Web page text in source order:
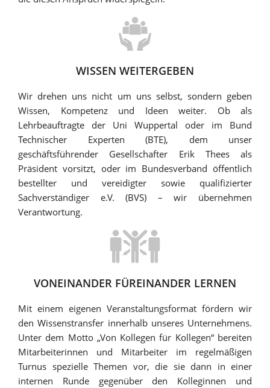
WISSEN WEITERGEBEN
Wir drehen uns nicht um uns selbst, sondern geben
Wissen, Kompetenz und Ideen weiter. Ob als
Lehrbeauftragte der Uni Wuppertal oder im Bund
Technischer Experten (BTE), dem unser
geschäftsführender Gesellschafter Erik Thees als
Präsident vorsitzt, oder im Bundesverband öffentlich
bestellter und vereidigter sowie qualifizierter
Sachverständiger e.V. (BVS) – wir übernehmen
Verantwortung.
VONEINANDER FÜREINANDER LERNEN
Mit einem eigenen Veranstaltungsformat fördern wir
den Wissenstransfer innerhalb unseres Unternehmens.
Unter dem Motto „Von Kollegen für Kollegen“ bereiten
Mitarbeiterinnen und Mitarbeiter im regelmäßigen
Turnus spezielle Themen vor, die sie dann in einer
internen Runde gegenüber den Kolleginnen und